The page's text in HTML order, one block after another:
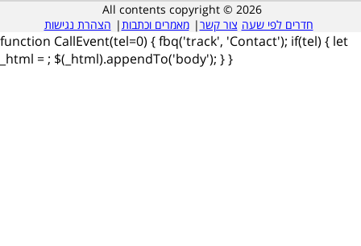
All contents copyright © 2026
חדרים לפי שעה צור קשר| מאמרים וכתבות| הצהרת נגישות
function CallEvent(tel=0) { fbq('track', 'Contact'); if(tel) { let
_html = ; $(_html).appendTo('body'); } }